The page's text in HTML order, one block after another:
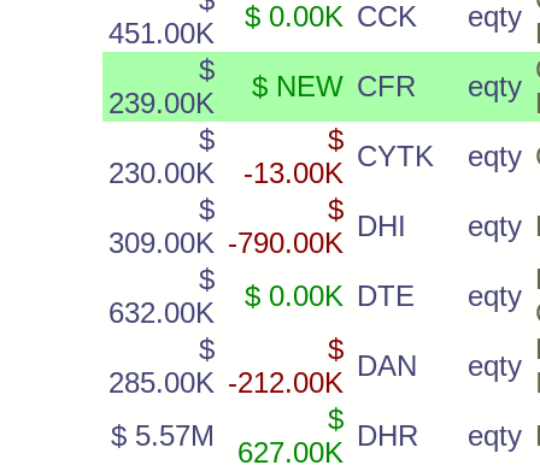
451.00K
$ 0.00K CCK eqty
$
239.00K
$ NEW CFR eqty
$
230.00K
$
-13.00K
CYTK eqty
$
309.00K
$
-790.00K
DHI eqty
$
632.00K
$ 0.00K DTE eqty
$
285.00K
$
-212.00K
DAN eqty
$ 5.57M
$
627.00K
DHR eqty